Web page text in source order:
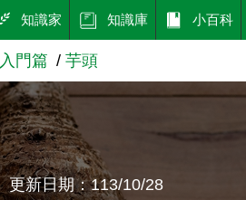
知識家 知識庫 小百科
入門篇 芋頭
更新日期：113/10/28